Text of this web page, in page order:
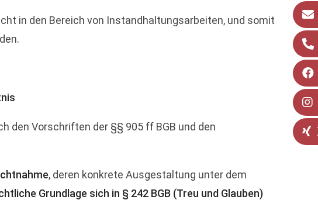
in den Bereich von Instandhaltungsarbeiten, und somit
den Vorschriften der §§ 905 ff BGB und den
, deren konkrete Ausgestaltung unter dem
Grundlage sich in § 242 BGB (Treu und Glauben)